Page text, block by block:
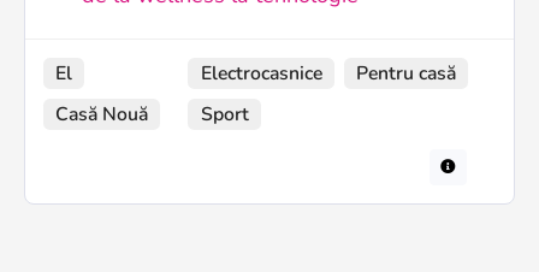
El
Casă Nouă
Electrocasnice
Pentru casă
Sport